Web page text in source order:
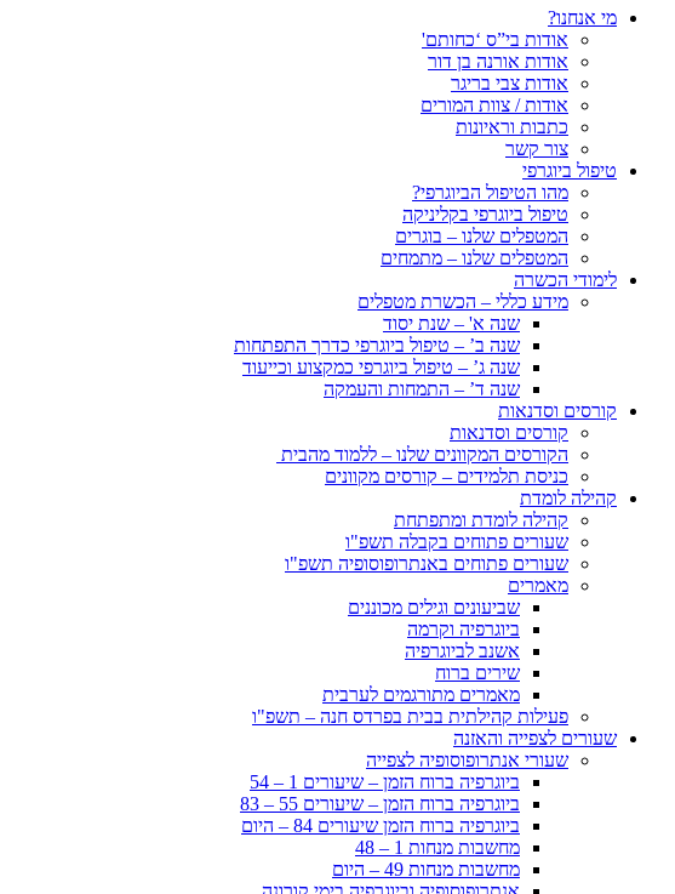
מי אנחנו?
אודות בי”ס ‘כחותם'
אודות אורנה בן דור
אודות צבי בריגר
אודות / צוות המורים
כתבות וראיונות
צור קשר
טיפול ביוגרפי
מהו הטיפול הביוגרפי?
טיפול ביוגרפי בקליניקה
המטפלים שלנו – בוגרים
המטפלים שלנו – מתמחים
לימודי הכשרה
מידע כללי – הכשרת מטפלים
שנה א' – שנת יסוד
שנה ב’ – טיפול ביוגרפי כדרך התפתחות
שנה ג’ – טיפול ביוגרפי כמקצוע וכייעוד
שנה ד’ – התמחות והעמקה
קורסים וסדנאות
קורסים וסדנאות
הקורסים המקוונים שלנו – ללמוד מהבית
כניסת תלמידים – קורסים מקוונים
קהילה לומדת
קהילה לומדת ומתפתחת
שעורים פתוחים בקבלה תשפ"ו
שעורים פתוחים באנתרופוסופיה תשפ"ו
מאמרים
שביעונים וגילים מכוננים
ביוגרפיה וקרמה
אשנב לביוגרפיה
שירים ברוח
מאמרים מתורגמים לערבית
פעילות קהילתית בבית בפרדס חנה – תשפ"ו
שעורים לצפייה והאזנה
שעורי אנתרופוסופיה לצפייה
ביוגרפיה ברוח הזמן – שיעורים 1 – 54
ביוגרפיה ברוח הזמן – שיעורים 55 – 83
ביוגרפיה ברוח הזמן שיעורים 84 – היום
מחשבות מנחות 1 – 48
מחשבות מנחות 49 – היום